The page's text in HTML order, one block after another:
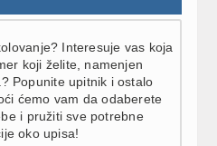
Interesuje vas koja
koji želite, namenjen
Popunite upitnik i ostalo
ćemo vam da odaberete
i pružiti sve potrebne
oko upisa!